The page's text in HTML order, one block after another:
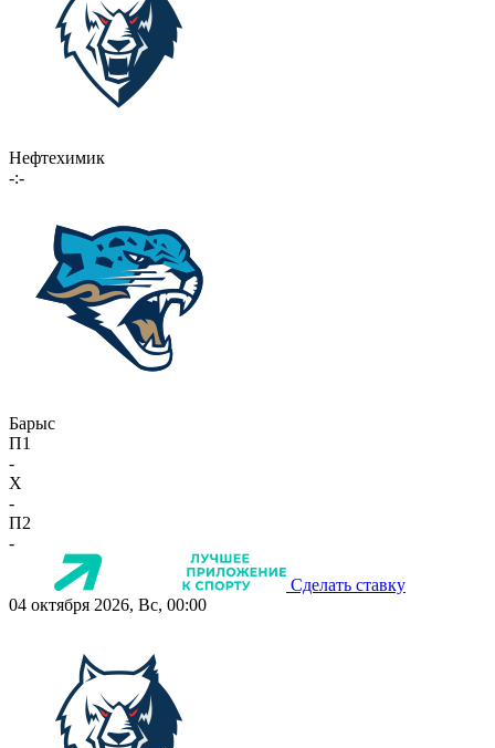
Нефтехимик
-:-
Барыс
П1
-
X
-
П2
-
Сделать ставку
04 октября 2026, Вс, 00:00